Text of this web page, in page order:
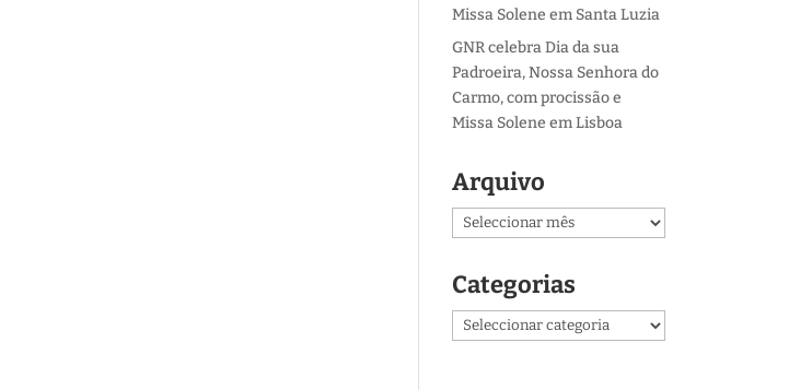
Missa Solene em Santa Luzia
GNR celebra Dia da sua
Padroeira, Nossa Senhora do
Carmo, com procissão e
Missa Solene em Lisboa
Arquivo
Arquivo
Categorias
Categorias